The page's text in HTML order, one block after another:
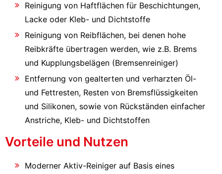
Reinigung von Haftflächen für Beschichtungen,
Lacke oder Kleb- und Dichtstoffe
Reinigung von Reibflächen, bei denen hohe
Reibkräfte übertragen werden, wie z.B. Brems
und Kupplungsbelägen (Bremsenreiniger)
Entfernung von gealterten und verharzten Öl-
und Fettresten, Resten von Bremsflüssigkeiten
und Silikonen, sowie von Rückständen einfacher
Anstriche, Kleb- und Dichtstoffen
Vorteile und Nutzen
Moderner Aktiv-Reiniger auf Basis eines